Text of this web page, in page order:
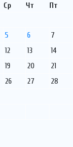
Ср Чт Пт
5 6 7
12 13 14
19 20 21
26 27 28